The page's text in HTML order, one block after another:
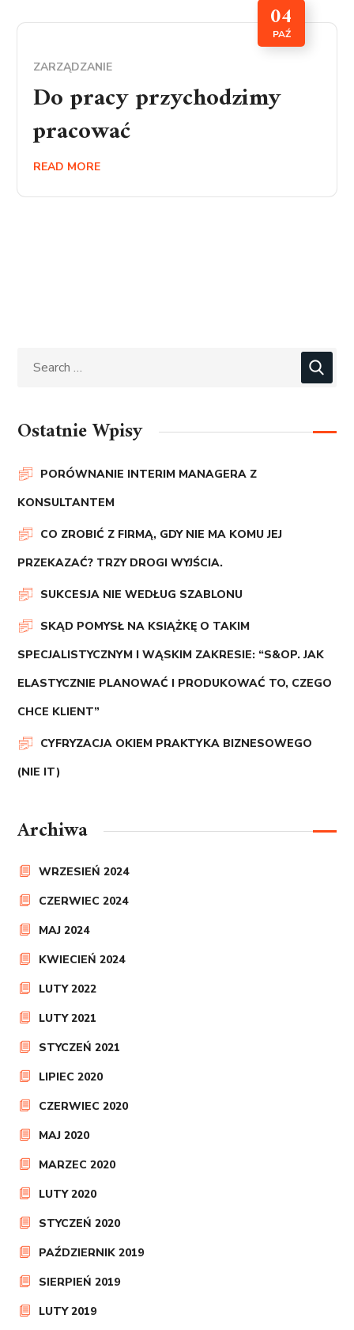
04
PAŹ
ZARZĄDZANIE
Do pracy przychodzimy
pracować
READ MORE
Ostatnie Wpisy
PORÓWNANIE INTERIM MANAGERA Z
KONSULTANTEM
CO ZROBIĆ Z FIRMĄ, GDY NIE MA KOMU JEJ
PRZEKAZAĆ? TRZY DROGI WYJŚCIA.
SUKCESJA NIE WEDŁUG SZABLONU
SKĄD POMYSŁ NA KSIĄŻKĘ O TAKIM
SPECJALISTYCZNYM I WĄSKIM ZAKRESIE: “S&OP. JAK
ELASTYCZNIE PLANOWAĆ I PRODUKOWAĆ TO, CZEGO
CHCE KLIENT”
CYFRYZACJA OKIEM PRAKTYKA BIZNESOWEGO
(NIE IT)
Archiwa
WRZESIEŃ 2024
CZERWIEC 2024
MAJ 2024
KWIECIEŃ 2024
LUTY 2022
LUTY 2021
STYCZEŃ 2021
LIPIEC 2020
CZERWIEC 2020
MAJ 2020
MARZEC 2020
LUTY 2020
STYCZEŃ 2020
PAŹDZIERNIK 2019
SIERPIEŃ 2019
LUTY 2019